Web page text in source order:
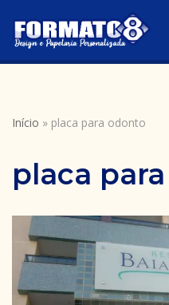
Avançar
para
Início » placa para odonto
placa